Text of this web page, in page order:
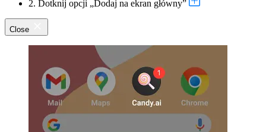
2. Dotknij opcji „Dodaj na ekran główny”
Close